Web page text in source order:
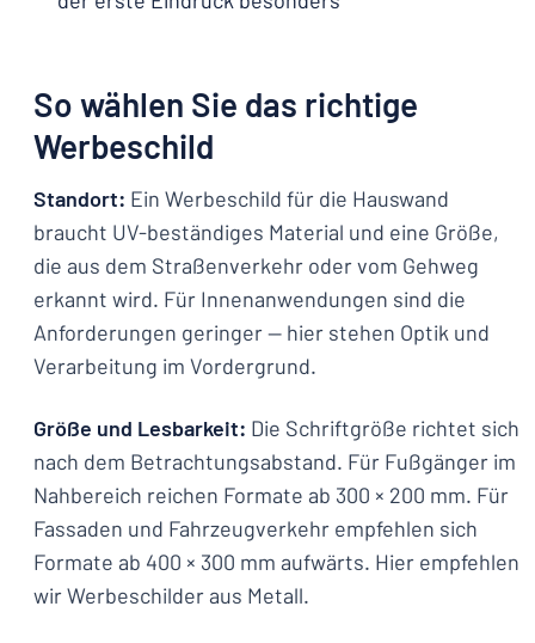
So wählen Sie das richtige
Werbeschild
Standort: Ein Werbeschild für die Hauswand
braucht UV-beständiges Material und eine Größe,
die aus dem Straßenverkehr oder vom Gehweg
erkannt wird. Für Innenanwendungen sind die
Anforderungen geringer — hier stehen Optik und
Verarbeitung im Vordergrund.
Größe und Lesbarkeit: Die Schriftgröße richtet sich
nach dem Betrachtungsabstand. Für Fußgänger im
Nahbereich reichen Formate ab 300 × 200 mm. Für
Fassaden und Fahrzeugverkehr empfehlen sich
Formate ab 400 × 300 mm aufwärts. Hier empfehlen
wir Werbeschilder aus Metall.